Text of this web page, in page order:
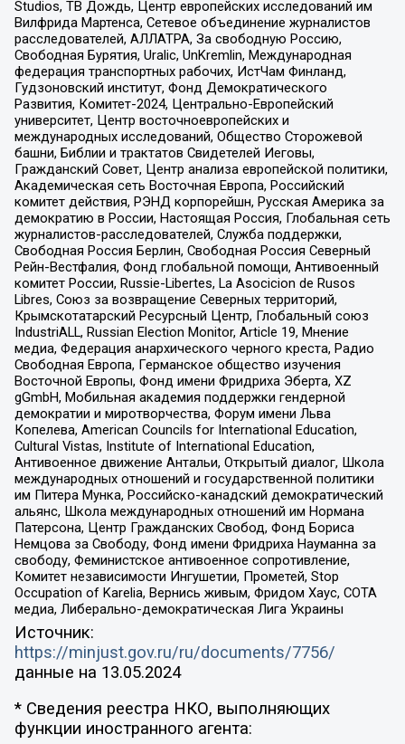
Studios, ТВ Дождь, Центр европейских исследований им
Вилфрида Мартенса, Сетевое объединение журналистов
расследователей, АЛЛАТРА, За свободную Россию,
Свободная Бурятия, Uralic, UnKremlin, Международная
федерация транспортных рабочих, ИстЧам Финланд,
Гудзоновский институт, Фонд Демократического
Развития, Комитет-2024, Центрально-Европейский
университет, Центр восточноевропейских и
международных исследований, Общество Сторожевой
башни, Библии и трактатов Свидетелей Иеговы,
Гражданский Совет, Центр анализа европейской политики,
Академическая сеть Восточная Европа, Российский
комитет действия, РЭНД корпорейшн, Русская Америка за
демократию в России, Настоящая Россия, Глобальная сеть
журналистов-расследователей, Служба поддержки,
Свободная Россия Берлин, Свободная Россия Северный
Рейн-Вестфалия, Фонд глобальной помощи, Антивоенный
комитет России, Russie-Libertes, La Asocicion de Rusos
Libres, Союз за возвращение Северных территорий,
Крымскотатарский Ресурсный Центр, Глобальный союз
IndustriALL, Russian Election Monitor, Article 19, Мнение
медиа, Федерация анархического черного креста, Радио
Свободная Европа, Германское общество изучения
Восточной Европы, Фонд имени Фридриха Эберта, XZ
gGmbH, Мобильная академия поддержки гендерной
демократии и миротворчества, Форум имени Льва
Копелева, American Councils for International Education,
Cultural Vistas, Institute of International Education,
Антивоенное движение Антальи, Открытый диалог, Школа
международных отношений и государственной политики
им Питера Мунка, Российско-канадский демократический
альянс, Школа международных отношений им Нормана
Патерсона, Центр Гражданских Свобод, Фонд Бориса
Немцова за Свободу, Фонд имени Фридриха Науманна за
свободу, Феминистское антивоенное сопротивление,
Комитет независимости Ингушетии, Прометей, Stop
Occupation of Karelia, Вернись живым, Фридом Хаус, СОТА
медиа, Либерально-демократическая Лига Украины
Источник:
https://minjust.gov.ru/ru/documents/7756/
данные на 13.05.2024
* Сведения реестра НКО, выполняющих
функции иностранного агента: